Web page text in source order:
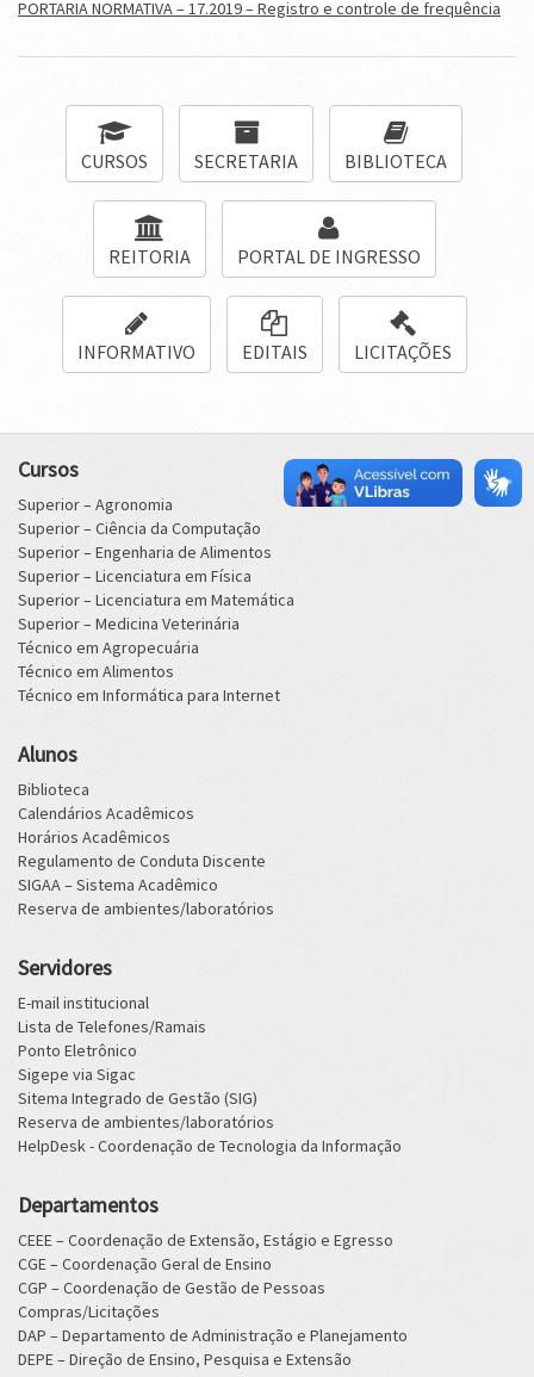
PORTARIA NORMATIVA – 17.2019 – Registro e controle de frequência
CURSOS SECRETARIA BIBLIOTECA
REITORIA PORTAL DE INGRESSO
INFORMATIVO EDITAIS LICITAÇÕES
Cursos
Superior – Agronomia
Superior – Ciência da Computação
Superior – Engenharia de Alimentos
Superior – Licenciatura em Física
Superior – Licenciatura em Matemática
Superior – Medicina Veterinária
Técnico em Agropecuária
Técnico em Alimentos
Técnico em Informática para Internet
Alunos
Biblioteca
Calendários Acadêmicos
Horários Acadêmicos
Regulamento de Conduta Discente
SIGAA – Sistema Acadêmico
Reserva de ambientes/laboratórios
Servidores
E-mail institucional
Lista de Telefones/Ramais
Ponto Eletrônico
Sigepe via Sigac
Sitema Integrado de Gestão (SIG)
Reserva de ambientes/laboratórios
HelpDesk - Coordenação de Tecnologia da Informação
Departamentos
CEEE – Coordenação de Extensão, Estágio e Egresso
CGE – Coordenação Geral de Ensino
CGP – Coordenação de Gestão de Pessoas
Compras/Licitações
DAP – Departamento de Administração e Planejamento
DEPE – Direção de Ensino, Pesquisa e Extensão